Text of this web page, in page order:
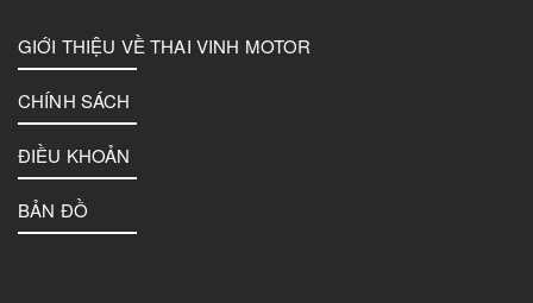
GIỚI THIỆU VỀ THAI VINH MOTOR
CHÍNH SÁCH
ĐIỀU KHOẢN
BẢN ĐỒ